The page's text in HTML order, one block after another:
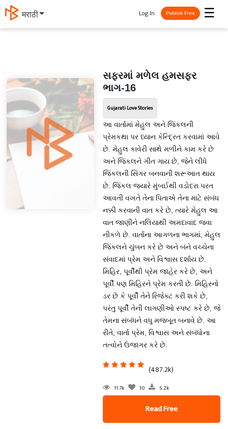
मराठी ☰
Log In Publish Free
સફરમાં મળેલ હમસફર
ભાગ-16
Gujarati Love Stories
આ વાર્તામાં મેહુલ અને જિંકલની
પ્રેમકથા પર ધ્યાન કેન્દ્રિત કરવામાં આવે
છે. મેહુલ કાવેરી સાથે મળીને કામ કરે છે
અને જિંકલને ગીત ગાય છે, જેને લીધે
જિંકલની સિંગર બનવાની શરૂઆત થાય
છે. જિંકલ જ્યારે મુંબઈથી વડોદરા પરત
આવતી વખતે તેના પિતાએ તેના માટે સંબંધ
નક્કી કરવાની વાત કરે છે, ત્યારે મેહુલ આ
વાત જાણીને નલિયાથી અમદાવાદ જવા
નીકળે છે. વાર્તાના આગળના ભાગમાં, મેહુલ
જિંકલને ચુંબન કરે છે અને બંને વચ્ચેના
સંવાદમાં પ્રેમ અને વિશ્વાસ દર્શાય છે.
મિહિર, પૂર્વીથી પ્રેમ જાહેર કરે છે, અને
પૂર્વી પણ મિહિરને પ્રેમ કરતી છે. મિહિરનો
ડર છે કે પૂર્વી તેને રિજેક્ટ કરી શકે છે,
પરંતુ પૂર્વી તેની લાગણીઓ સ્પષ્ટ કરે છે, જે
તેમના સંબંધને વધુ મજબૂત બનાવે છે. આ
રીતે, વાર્તા પ્રેમ, વિશ્વાસ અને સંબંધોના
તત્વોને ઉજાગર કરે છે.
(487.2k)
11.7k 10 5.2k
Read Free